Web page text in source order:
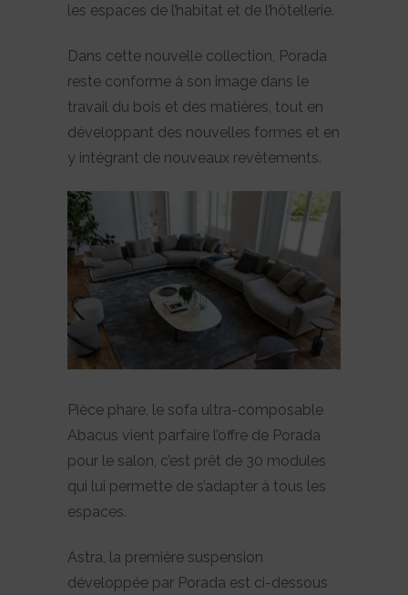
les espaces de l’habitat et de l’hôtellerie.
Dans cette nouvelle collection, Porada
reste conforme à son image dans le
travail du bois et des matières, tout en
développant des nouvelles formes et en
y intégrant de nouveaux revêtements.
Pièce phare, le sofa ultra-composable
Abacus vient parfaire l’offre de Porada
pour le salon, c’est prêt de 30 modules
qui lui permette de s’adapter à tous les
espaces.
Astra, la première suspension
développée par Porada est ci-dessous